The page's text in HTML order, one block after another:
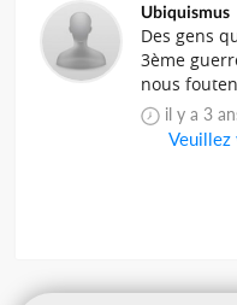
Ubiquismus
Des gens
3ème
nous
il y a 3
Veuillez